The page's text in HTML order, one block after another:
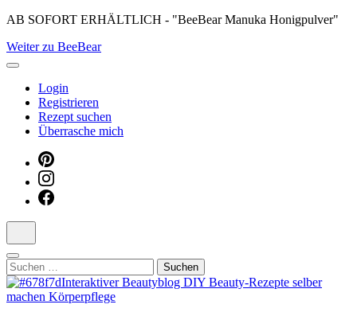
Skip
content
(Press
AB SOFORT ERHÄLTLICH - "BeeBear Manuka Honigpulver"
Weiter zu BeeBear
Login
Registrieren
Rezept suchen
Überrasche mich
Suchen
nach: